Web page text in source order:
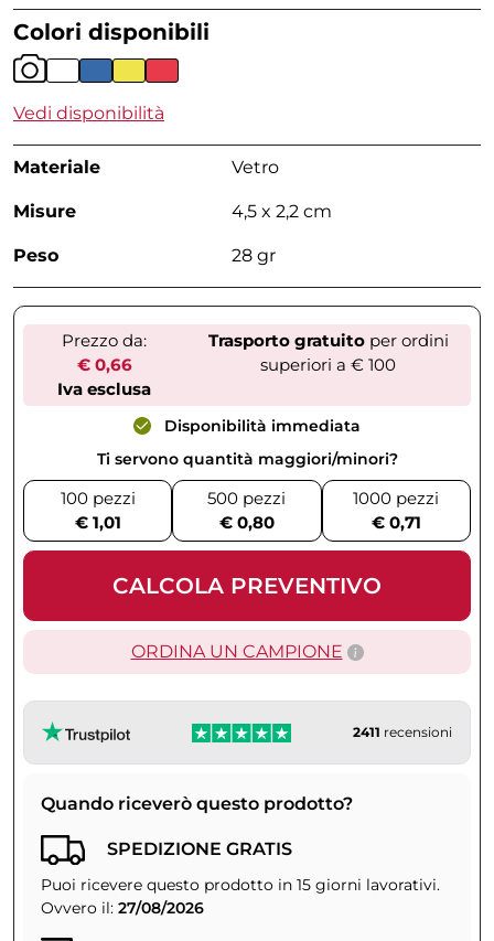
Colori disponibili
Vedi disponibilità
Materiale Vetro
Misure 4,5 x 2,2 cm
Peso 28 gr
Prezzo da:
€ 0,66
Iva esclusa
Trasporto gratuitoper ordini
superiori a € 100
Disponibilità immediata
Ti servono quantità maggiori/minori?
100 pezzi
€ 1,01
500 pezzi
€ 0,80
1000 pezzi
€ 0,71
CALCOLA PREVENTIVO
ORDINA UN CAMPIONE
2411 recensioni
Quando riceverò questo prodotto?
SPEDIZIONE GRATIS
Puoi ricevere questo prodotto in 15 giorni lavorativi.
Ovvero il: 27/08/2026